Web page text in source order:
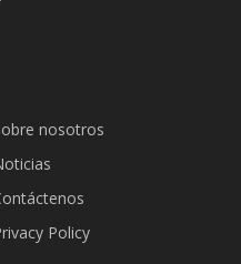
nosotros
Policy